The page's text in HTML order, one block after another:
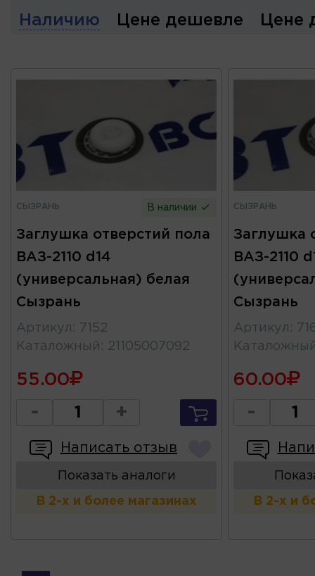
Наличию Цене дешевле Цене
СЫЗРАНЬ В наличии
Заглушка отверстий пола
ВАЗ-2110 d14
(универсальная) белая
Сызрань
Артикул :
7152
Каталожный : 21105007092
55.00
- +
Написать отзыв
Показать аналоги
В 2-х и более магазинах
СЫЗРАНЬ
Заглушка
ВАЗ-2110
Сызрань
Артикул :
60.00
-
В 2-х и